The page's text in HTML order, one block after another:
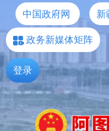
中国政府网 新
政务新媒体矩阵
登录